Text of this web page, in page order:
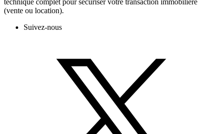
technique complet pour sécuriser votre transaction immobilière
(vente ou location).
Suivez-nous